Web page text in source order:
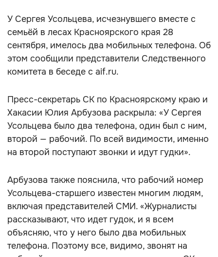
У Сергея Усольцева, исчезнувшего вместе с
семьёй в лесах Красноярского края 28
сентября, имелось два мобильных телефона. Об
этом сообщили представители Следственного
комитета в беседе с aif.ru.
Пресс-секретарь СК по Красноярскому краю и
Хакасии Юлия Арбузова раскрыла: «У Сергея
Усольцева было два телефона, один был с ним,
второй — рабочий. По всей видимости, именно
на второй поступают звонки и идут гудки».
Арбузова также пояснила, что рабочий номер
Усольцева-старшего известен многим людям,
включая представителей СМИ. «Журналисты
рассказывают, что идет гудок, и я всем
объясняю, что у него было два мобильных
телефона. Поэтому все, видимо, звонят на